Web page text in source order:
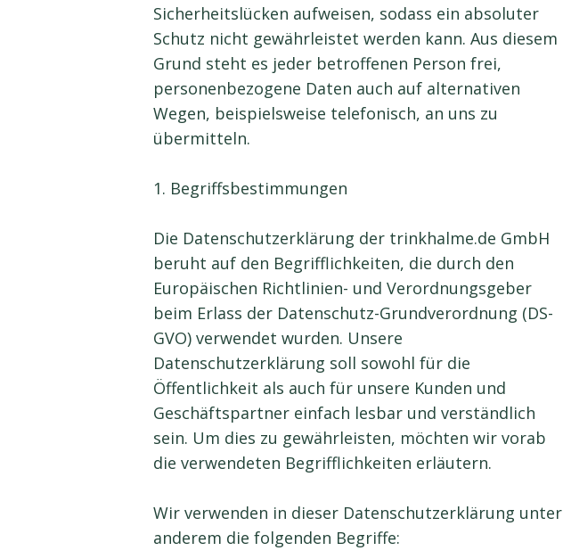
Sicherheitslücken aufweisen, sodass ein absoluter
Schutz nicht gewährleistet werden kann. Aus diesem
Grund steht es jeder betroffenen Person frei,
personenbezogene Daten auch auf alternativen
Wegen, beispielsweise telefonisch, an uns zu
übermitteln.
1. Begriffsbestimmungen
Die Datenschutzerklärung der trinkhalme.de GmbH
beruht auf den Begrifflichkeiten, die durch den
Europäischen Richtlinien- und Verordnungsgeber
beim Erlass der Datenschutz-Grundverordnung (DS-
GVO) verwendet wurden. Unsere
Datenschutzerklärung soll sowohl für die
Öffentlichkeit als auch für unsere Kunden und
Geschäftspartner einfach lesbar und verständlich
sein. Um dies zu gewährleisten, möchten wir vorab
die verwendeten Begrifflichkeiten erläutern.
Wir verwenden in dieser Datenschutzerklärung unter
anderem die folgenden Begriffe: